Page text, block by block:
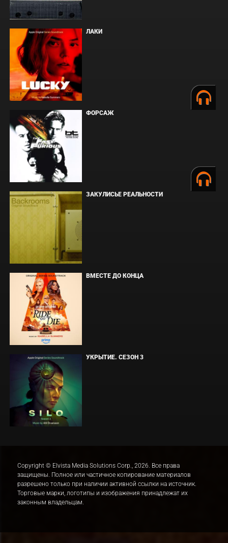
ЛАКИ
ФОРСАЖ
ЗАКУЛИСЬЕ РЕАЛЬНОСТИ
ВМЕСТЕ ДО КОНЦА
УКРЫТИЕ. СЕЗОН 3
Copyright © Elvista Media Solutions Corp., 2026. Все права
защищены. Полное или частичное копирование материалов
разрешено только при наличии активной ссылки на источник.
Торговые марки, логотипы и изображения принадлежат их
законным владельцам.